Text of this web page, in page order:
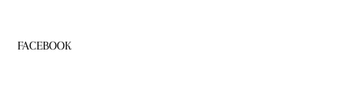
FACEBOOK